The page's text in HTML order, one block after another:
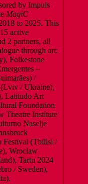
by Impuls
MagiC
to 2025. This
active
2 partners, all
through art:
Folkestone
–
/
(Lviv / Ukraine),
Latitudo Art
Foundation
Theatre Institute
Naselje
Festival (Tbilisi /
Wroclaw
Tartu 2024
/ Sweden),